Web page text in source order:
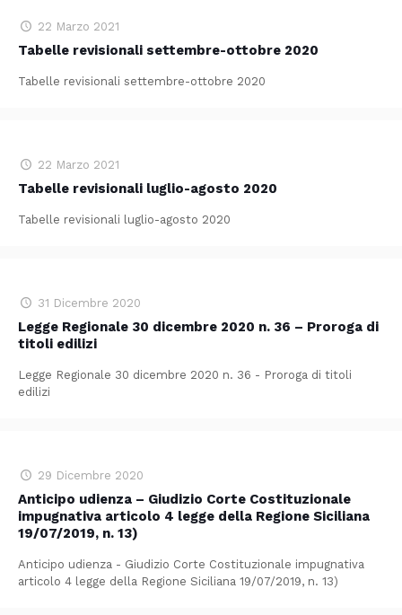
22 Marzo 2021
Tabelle revisionali settembre-ottobre 2020
Tabelle revisionali settembre-ottobre 2020
22 Marzo 2021
Tabelle revisionali luglio-agosto 2020
Tabelle revisionali luglio-agosto 2020
31 Dicembre 2020
Legge Regionale 30 dicembre 2020 n. 36 – Proroga di
titoli edilizi
Legge Regionale 30 dicembre 2020 n. 36 - Proroga di titoli
edilizi
29 Dicembre 2020
Anticipo udienza – Giudizio Corte Costituzionale
impugnativa articolo 4 legge della Regione Siciliana
19/07/2019, n. 13)
Anticipo udienza - Giudizio Corte Costituzionale impugnativa
articolo 4 legge della Regione Siciliana 19/07/2019, n. 13)